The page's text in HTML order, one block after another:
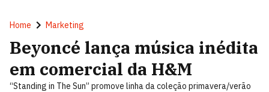
Home Marketing
Beyoncé lança música inédita
em comercial da H&M
“Standing in The Sun” promove linha da coleção primavera/verão